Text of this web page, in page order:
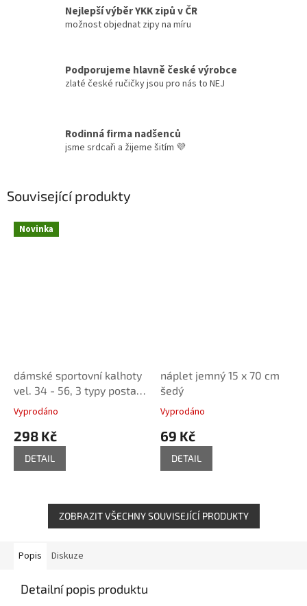
Nejlepší výběr YKK zipů v ČR
možnost objednat zipy na míru
Podporujeme hlavně české výrobce
zlaté české ručičky jsou pro nás to NEJ
Rodinná firma nadšenců
jsme srdcaři a žijeme šitím 💜
Související produkty
Novinka
dámské sportovní kalhoty
vel. 34 - 56, 3 typy postav
- tištěný střih Caramilla
Vyprodáno
298 Kč
DETAIL
náplet jemný 15 x 70 cm
šedý
Vyprodáno
69 Kč
DETAIL
ZOBRAZIT VŠECHNY SOUVISEJÍCÍ PRODUKTY
Popis Diskuze
Detailní popis produktu